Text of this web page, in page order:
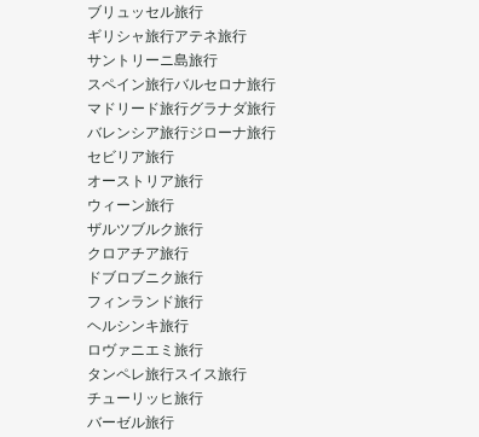
ブリュッセル旅行
ギリシャ旅行アテネ旅行
サントリーニ島旅行
スペイン旅行バルセロナ旅行
マドリード旅行グラナダ旅行
バレンシア旅行ジローナ旅行
セビリア旅行
オーストリア旅行
ウィーン旅行
ザルツブルク旅行
クロアチア旅行
ドブロブニク旅行
フィンランド旅行
ヘルシンキ旅行
ロヴァニエミ旅行
タンペレ旅行スイス旅行
チューリッヒ旅行
バーゼル旅行